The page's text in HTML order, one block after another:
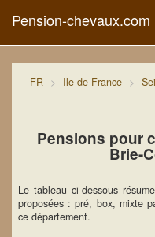
Pension-chevaux.com
FR Ile-de-France
Pensions pour
Brie-
Le tableau ci-dessous
proposées : pré, box, mixte
ce département.